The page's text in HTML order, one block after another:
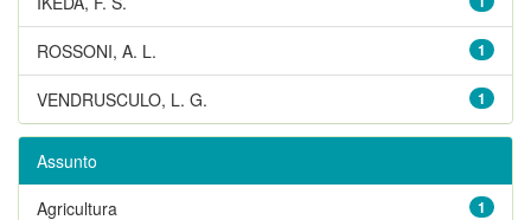
1
ROSSONI, A. L.
1
VENDRUSCULO, L. G.
Assunto
1
Agricultura